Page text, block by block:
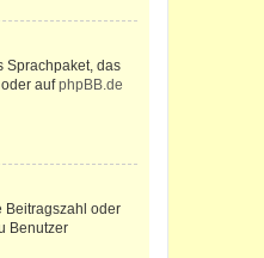
Sprachpaket, das
oder aufphpBB.de
Beitragszahl oder
Benutzer